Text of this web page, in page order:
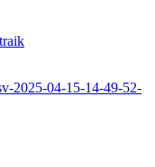
2025-04-15-14-49-52-